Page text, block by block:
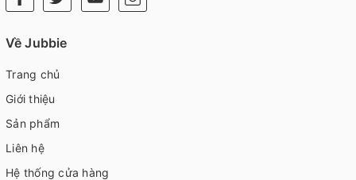
Về Jubbie
Trang chủ
Giới thiệu
Sản phẩm
Liên hệ
Hệ thống cửa hàng